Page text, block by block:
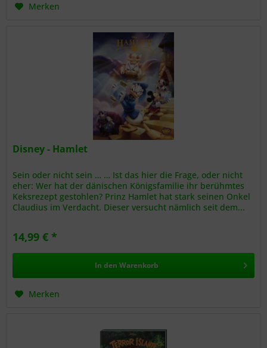
Merken
Disney - Hamlet
Sein oder nicht sein … … Ist das hier die Frage, oder nicht
eher: Wer hat der dänischen Königsfamilie ihr berühmtes
Keksrezept gestohlen? Prinz Hamlet hat stark seinen Onkel
Claudius im Verdacht. Dieser versucht nämlich seit dem...
14,99 € *
In den Warenkorb
Merken